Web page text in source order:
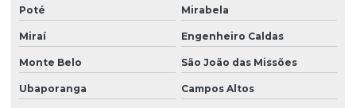
Poté Mirabela
Miraí Engenheiro Caldas
Monte Belo São João das Missões
Ubaporanga Campos Altos